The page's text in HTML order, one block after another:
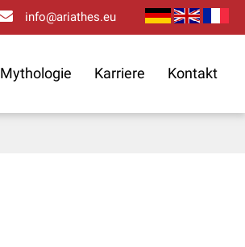
info@ariathes.eu
Mythologie Karriere Kontakt